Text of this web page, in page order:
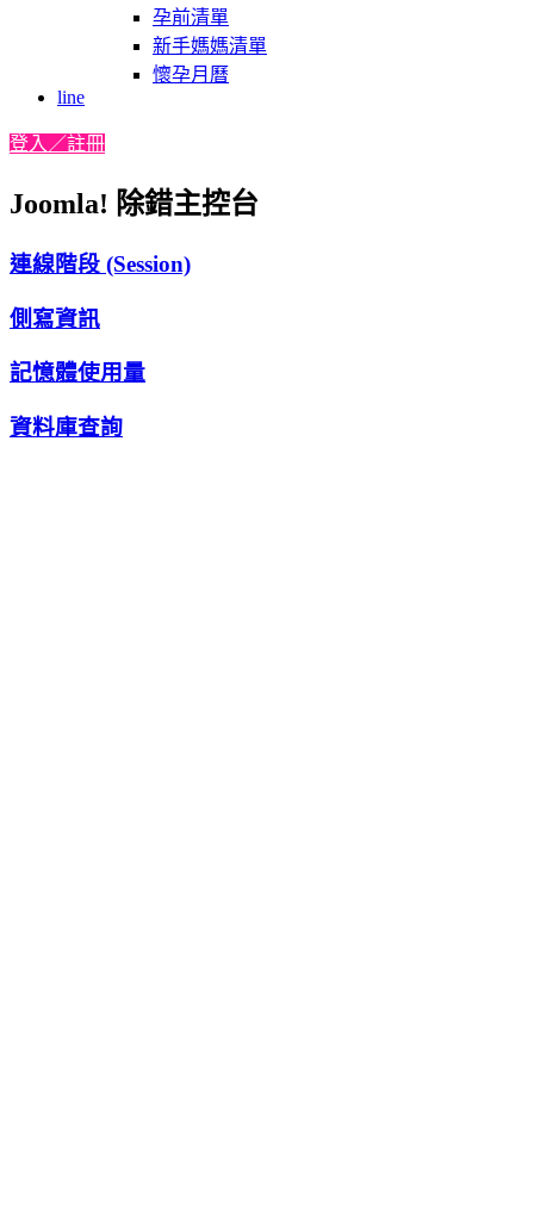
孕前清單
新手媽媽清單
懷孕月曆
line
登入／註冊
Joomla! 除錯主控台
連線階段 (Session)
側寫資訊
記憶體使用量
資料庫查詢